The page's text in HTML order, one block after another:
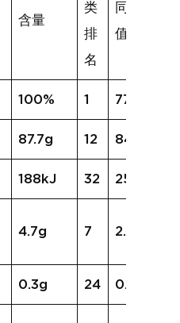
含量
类
排
名
同类均
值
100% 1 77%
87.7g 12 84.1g
188kJ 32 254kJ
4.7g 7 2.5g
0.3g 24 0.4g